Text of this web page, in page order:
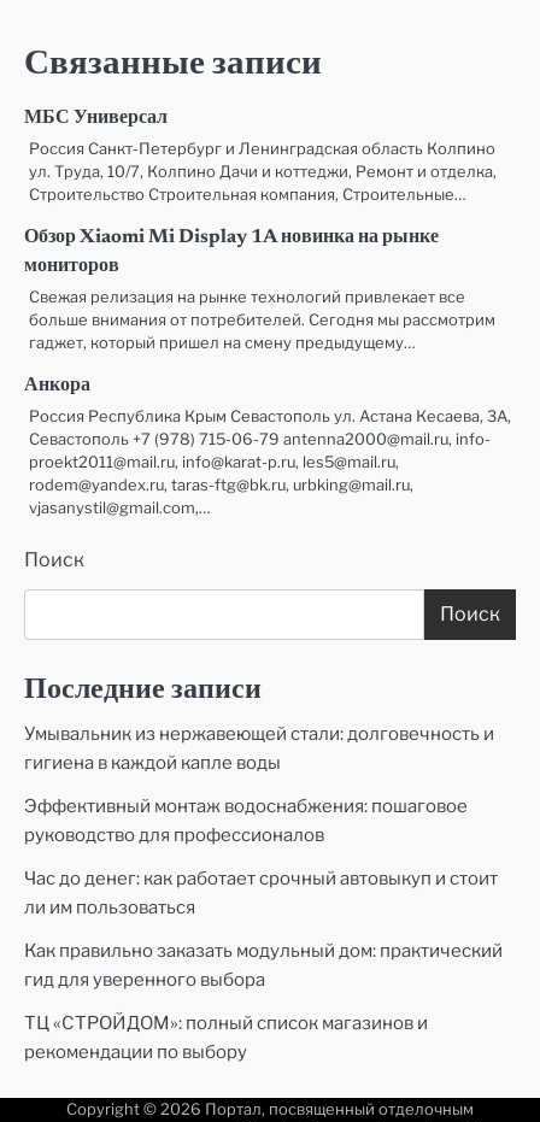
Связанные записи
МБС Универсал
Россия Санкт-Петербург и Ленинградская область Колпино
ул. Труда, 10/7, Колпино Дачи и коттеджи, Ремонт и отделка,
Строительство Строительная компания, Строительные…
Обзор Xiaomi Mi Display 1A новинка на рынке
мониторов
Свежая релизация на рынке технологий привлекает все
больше внимания от потребителей. Сегодня мы рассмотрим
гаджет, который пришел на смену предыдущему…
Анкора
Россия Республика Крым Севастополь ул. Астана Кесаева, 3А,
Севастополь +7 (978) 715-06-79 antenna2000@mail.ru, info-
proekt2011@mail.ru, info@karat-p.ru, les5@mail.ru,
rodem@yandex.ru, taras-ftg@bk.ru, urbking@mail.ru,
vjasanystil@gmail.com,…
Поиск
Поиск
Последние записи
Умывальник из нержавеющей стали: долговечность и
гигиена в каждой капле воды
Эффективный монтаж водоснабжения: пошаговое
руководство для профессионалов
Час до денег: как работает срочный автовыкуп и стоит
ли им пользоваться
Как правильно заказать модульный дом: практический
гид для уверенного выбора
ТЦ «СТРОЙДОМ»: полный список магазинов и
рекомендации по выбору
Copyright © 2026 Портал, посвященный отделочным